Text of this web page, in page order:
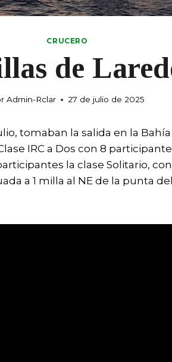
CRUCERO
de
Admin-Rclar 27 de julio de 2025
tomaban la salida en la
IRC a Dos con 8
la clase Solitario,
a 1 milla al NE de la punta